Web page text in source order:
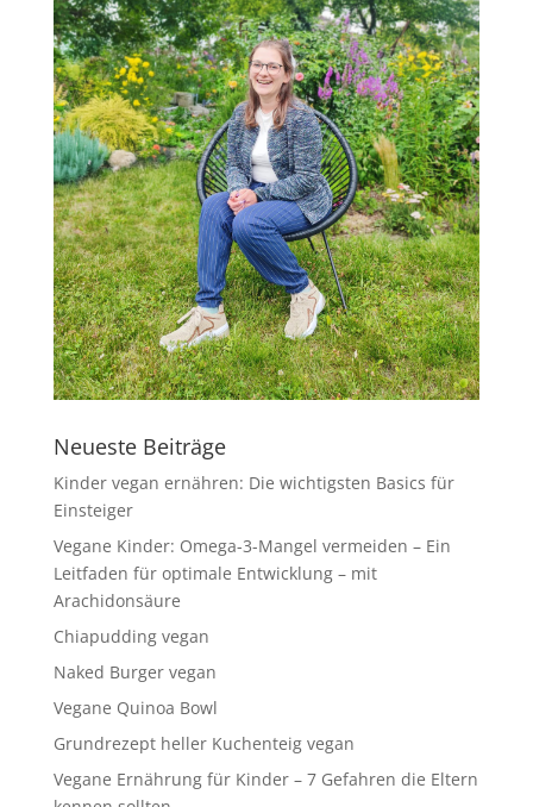
Neueste Beiträge
Kinder vegan ernähren: Die wichtigsten Basics für
Einsteiger
Vegane Kinder: Omega-3-Mangel vermeiden – Ein
Leitfaden für optimale Entwicklung – mit
Arachidonsäure
Chiapudding vegan
Naked Burger vegan
Vegane Quinoa Bowl
Grundrezept heller Kuchenteig vegan
Vegane Ernährung für Kinder – 7 Gefahren die Eltern